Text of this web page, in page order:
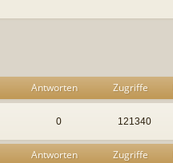
Antworten Zugriffe
0 121340
Antworten Zugriffe